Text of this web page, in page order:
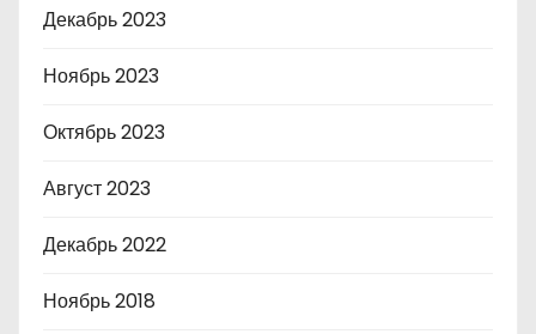
Декабрь 2023
Ноябрь 2023
Октябрь 2023
Август 2023
Декабрь 2022
Ноябрь 2018